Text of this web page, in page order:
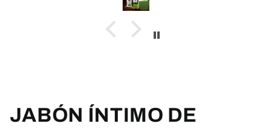
JABÓN ÍNTIMO DE